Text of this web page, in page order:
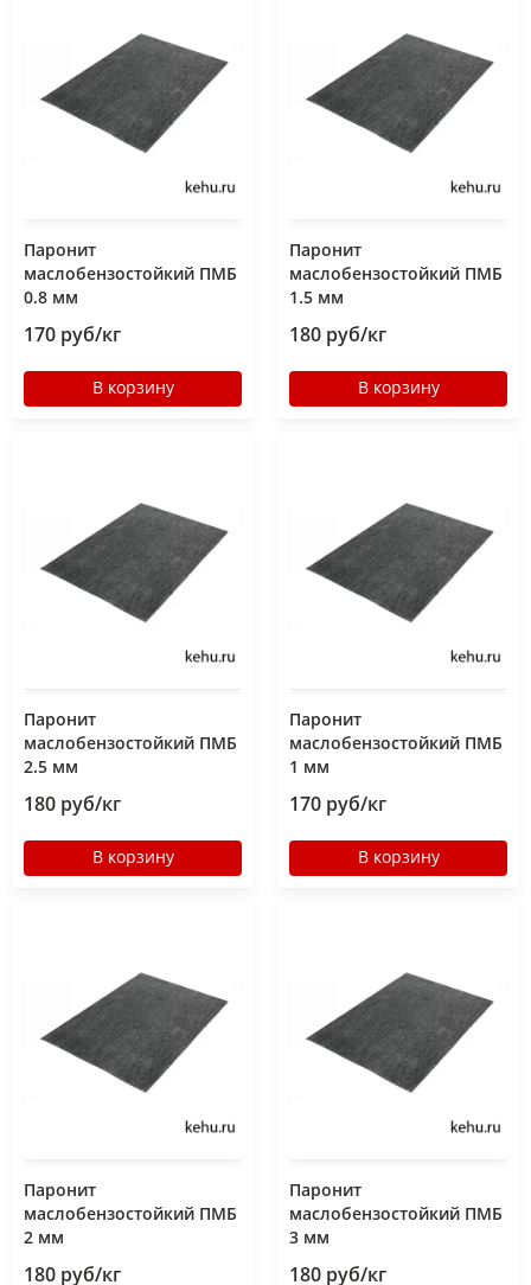
Паронит
маслобензостойкий ПМБ
0.8 мм
170 руб/кг
В корзину
Паронит
маслобензостойкий ПМБ
1.5 мм
180 руб/кг
В корзину
Паронит
маслобензостойкий ПМБ
2.5 мм
180 руб/кг
В корзину
Паронит
маслобензостойкий ПМБ
1 мм
170 руб/кг
В корзину
Паронит
маслобензостойкий ПМБ
2 мм
180 руб/кг
Паронит
маслобензостойкий ПМБ
3 мм
180 руб/кг